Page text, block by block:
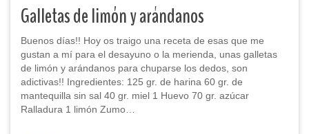
Galletas de limón y arándanos
Buenos días!! Hoy os traigo una receta de esas que me
gustan a mí para el desayuno o la merienda, unas galletas
de limón y arándanos para chuparse los dedos, son
adictivas!! Ingredientes: 125 gr. de harina 60 gr. de
mantequilla sin sal 40 gr. miel 1 Huevo 70 gr. azúcar
Ralladura 1 limón Zumo…